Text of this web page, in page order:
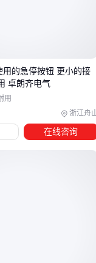
等级的接触器按
特殊性往往比基础功
体的场所，需要优先
操作的便捷性。
浙江舟
用的急停按钮 更小的接
卓朗齐电气
用
在线咨询